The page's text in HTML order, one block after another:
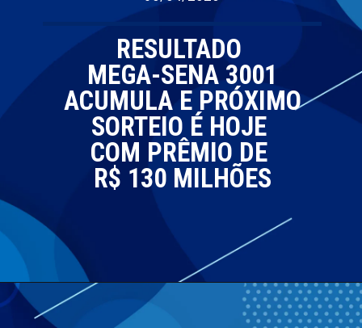
RESULTADO
MEGA-SENA 3001
ACUMULA E PRÓXIMO
SORTEIO É HOJE
COM PRÊMIO DE
R$ 130 MILHÕES